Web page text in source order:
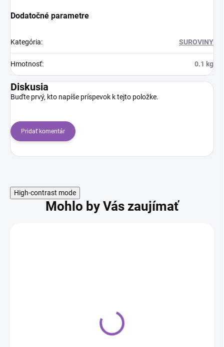
Dodatočné parametre
Kategória: SUROVINY
Hmotnosť: 0.1 kg
Diskusia
Buďte prvý, kto napíše príspevok k tejto položke.
Pridať komentár
High-contrast mode
Mohlo by Vás zaujímať
Mandle plátky 1 mm